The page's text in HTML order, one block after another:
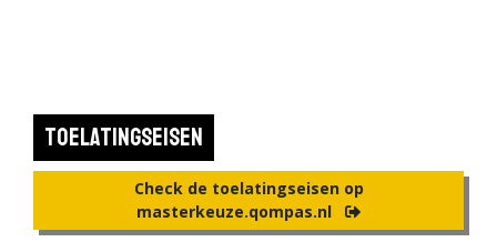
Toelatingseisen
Check de toelatingseisen op
masterkeuze.qompas.nl